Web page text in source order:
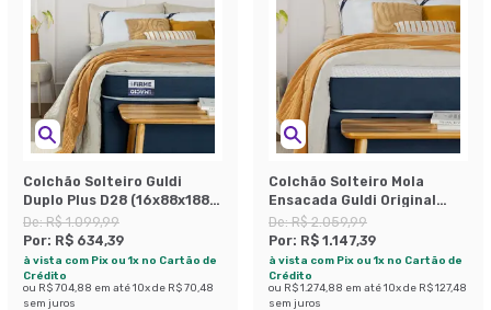
Colchão Solteiro Guldi
Duplo Plus D28 (16x88x188)
Branco e Azul
De:R$ 1.099,99
Por: R$ 634,39
à vista com Pix ou 1x no Cartão de
Crédito
ou R$ 704,88 em até10x de R$ 70,48
sem juros
Colchão Solteiro Mola
Ensacada Guldi Original
Macio (25x88x188) Azul e
Branco
De:R$ 2.059,99
Por: R$ 1.147,39
à vista com Pix ou 1x no Cartão de
Crédito
ou R$ 1.274,88 em até10x de R$ 127,48
sem juros